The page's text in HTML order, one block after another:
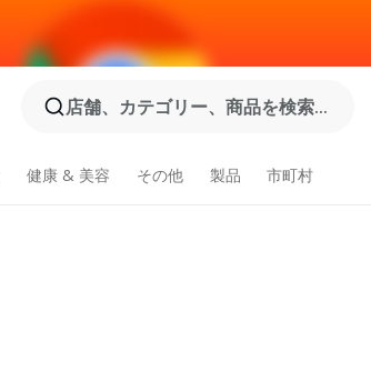
店舗、カテゴリー、商品を検索...
健康 & 美容 その他 製品 市町村